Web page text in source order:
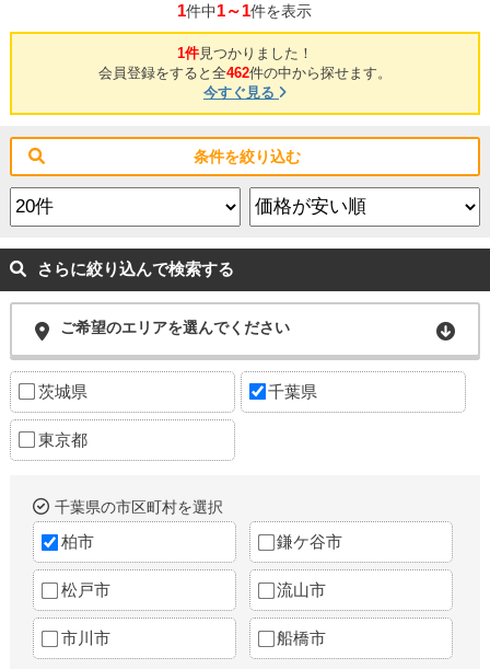
1件中1～1件を表示
1件見つかりました！
会員登録をすると全462件の中から探せます。
今すぐ見る
条件を絞り込む
さらに絞り込んで検索する
ご希望のエリアを選んでください
茨城県 千葉県
東京都
千葉県の市区町村を選択
柏市 鎌ケ谷市
松戸市 流山市
市川市 船橋市